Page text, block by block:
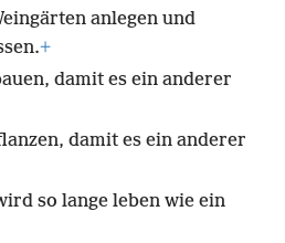
anlegen und
+
damit es ein anderer
damit es ein anderer
so lange leben wie ein